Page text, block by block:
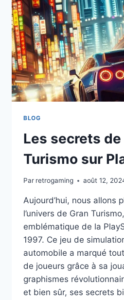
PORTÉE
DE
MAIN
BLOG
Les secrets de
Turismo sur
Par retrogaming août 12,
Aujourd’hui, nous allons
l’univers de Gran
emblématique de la
1997. Ce jeu de
automobile a marqué
de joueurs grâce à sa
graphismes
et bien sûr, ses secrets